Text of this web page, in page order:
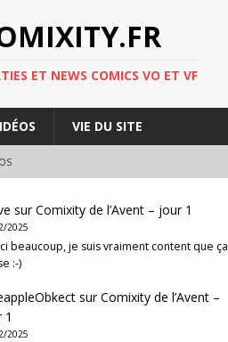
ET NEWS COMICS VO ET VF
VIE DU SITE
surComixity de l’Avent – jour 1
2025
beaucoup, je suis vraiment content que ça
:-)
surComixity de l’Avent –
1
2025